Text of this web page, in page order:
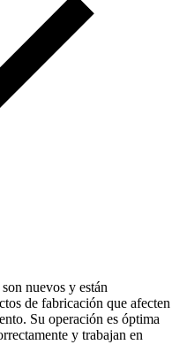
nuevos y están
de fabricación que afecten
Su operación es óptima
y trabajan en